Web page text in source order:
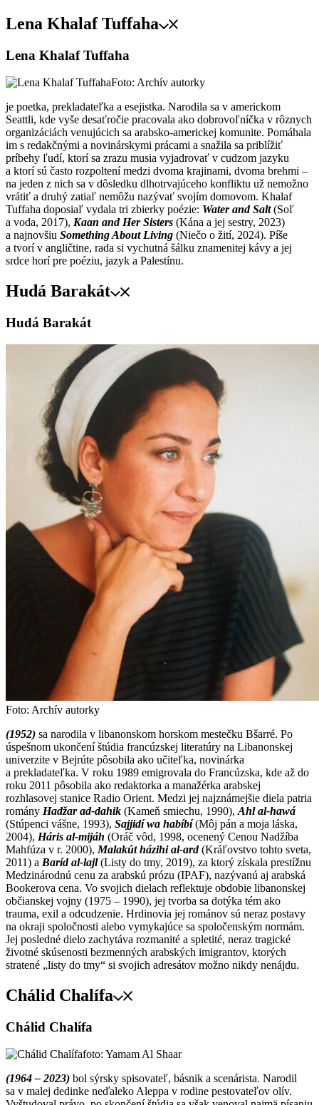
Lena Khalaf Tuffaha
Lena Khalaf Tuffaha
Foto: Archív autorky
je poetka, prekladateľka a esejistka. Narodila sa v americkom
Seattli, kde vyše desaťročie pracovala ako dobrovoľníčka v rôznych
organizáciách venujúcich sa arabsko-americkej komunite. Pomáhala
im s redakčnými a novinárskymi prácami a snažila sa priblížiť
príbehy ľudí, ktorí sa zrazu musia vyjadrovať v cudzom jazyku
a ktorí sú často rozpoltení medzi dvoma krajinami, dvoma brehmi –
na jeden z nich sa v dôsledku dlhotrvajúceho konfliktu už nemožno
vrátiť a druhý zatiaľ nemôžu nazývať svojím domovom. Khalaf
Tuffaha doposiaľ vydala tri zbierky poézie: Water and Salt(Soľ
a voda, 2017), Kaan and Her Sisters (Kána a jej sestry, 2023)
a najnovšiu Something About Living (Niečo o žití, 2024). Píše
a tvorí v angličtine, rada si vychutná šálku znamenitej kávy a jej
srdce horí pre poéziu, jazyk a Palestínu.
Hudá Barakát
Hudá Barakát
Foto: Archív autorky
(1952) sa narodila v libanonskom horskom mestečku Bšarré. Po
úspešnom ukončení štúdia francúzskej literatúry na Libanonskej
univerzite v Bejrúte pôsobila ako učiteľka, novinárka
a prekladateľka. V roku 1989 emigrovala do Francúzska, kde až do
roku 2011 pôsobila ako redaktorka a manažérka arabskej
rozhlasovej stanice Radio Orient. Medzi jej najznámejšie diela patria
romány Hadžar ad-dahik (Kameň smiechu, 1990), Ahl al-hawá
(Stúpenci vášne, 1993), Sajjidí wa habíbí(Môj pán a moja láska,
2004), Háris al-mijáh (Oráč vôd, 1998, ocenený Cenou Nadžíba
Mahfúza v r. 2000), Malakút házihi al-ard(Kráľovstvo tohto sveta,
2011) a Baríd al-lajl(Listy do tmy, 2019), za ktorý získala prestížnu
Medzinárodnú cenu za arabskú prózu (IPAF), nazývanú aj arabská
Bookerova cena. Vo svojich dielach reflektuje obdobie libanonskej
občianskej vojny (1975 – 1990), jej tvorba sa dotýka tém ako
trauma, exil a odcudzenie. Hrdinovia jej románov sú neraz postavy
na okraji spoločnosti alebo vymykajúce sa spoločenským normám.
Jej posledné dielo zachytáva rozmanité a spletité, neraz tragické
životné skúsenosti bezmenných arabských imigrantov, ktorých
stratené „listy do tmy“ si svojich adresátov možno nikdy nenájdu.
Chálid Chalífa
Chálid Chalífa
foto: Yamam Al Shaar
(1964 – 2023) bol sýrsky spisovateľ, básnik a scenárista. Narodil
sa v malej dedinke neďaleko Aleppa v rodine pestovateľov olív.